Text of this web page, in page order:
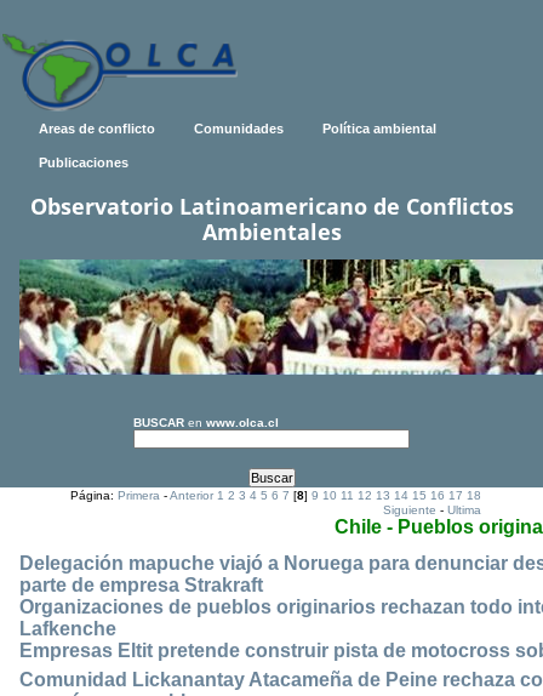
Areas de conflicto Comunidades Política ambiental
Publicaciones
Observatorio Latinoamericano de Conflictos
Ambientales
BUSCAR en www.olca.cl
Página:Primera -Anterior 1 2 3 4 5 6 7 [8]9 10 11 12 13 14 15 16 17 18
Siguiente -Ultima
Chile - Pueblos
Delegación mapuche viajó a Noruega para denunciar
parte de empresa Strakraft
Organizaciones de pueblos originarios rechazan todo
Lafkenche
Empresas Eltit pretende construir pista de motocross
Comunidad Lickanantay Atacameña de Peine rechaza